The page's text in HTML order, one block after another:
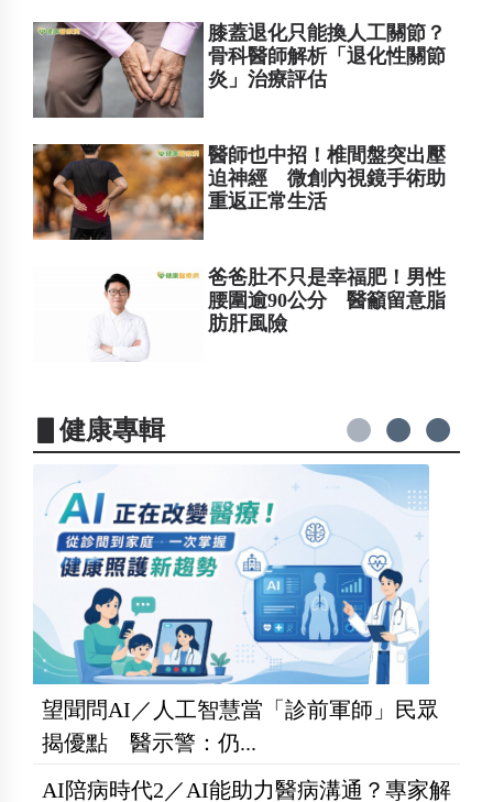
膝蓋退化只能換人工關節？
骨科醫師解析「退化性關節
炎」治療評估
醫師也中招！椎間盤突出壓
迫神經 微創內視鏡手術助
重返正常生活
爸爸肚不只是幸福肥！男性
腰圍逾90公分 醫籲留意脂
肪肝風險
▋健康專輯
望聞問AI／人工智慧當「診前軍師」民眾
揭優點 醫示警：仍...
AI陪病時代2／AI能助力醫病溝通？專家解